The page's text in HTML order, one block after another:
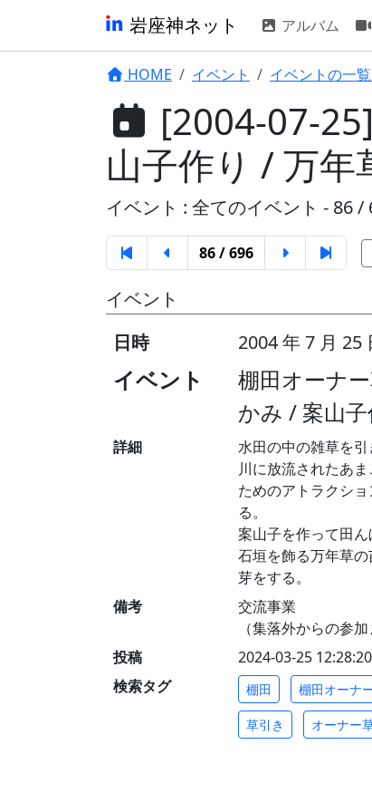
岩座神ネット アルバム
HOME イベント イベントの一
[2004-07-
山子作り / 万年
イベント : 全てのイベント - 86 /
86 / 696
イベント
日時
2004 年 7 月 25
イベント
棚田オーナ
かみ / 案山
詳細
水田の中の雑草を引
川に放流されたあ
ためのアトラクシ
る。
案山子を作って田ん
石垣を飾る万年草
芽をする。
備考
交流事業
（集落外からの参
投稿
2024-03-25
検索タグ
棚田 棚田オーナ
草引き オーナー